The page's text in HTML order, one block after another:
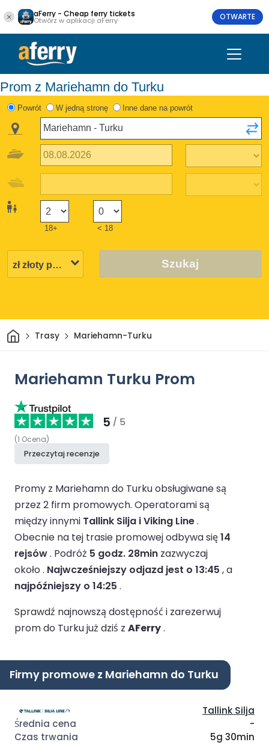
aFerry - Cheap ferry tickets
Otwórz w aplikacji aFerry OTWARTE
Prom z Mariehamn do Turku
Powrót W jedną stronę Inne dane na powrót
18+ < 18
Szukaj
DomTrasy Mariehamn-Turku
Mariehamn Turku Prom
5 / 5
(1 Ocena)
Przeczytaj recenzje
Promy z Mariehamn do Turku obsługiwane są
przez 2 firm promowych. Operatorami są
między innymi Tallink Silja i Viking Line.
Obecnie na tej trasie promowej odbywa się14
rejsów. Podróż 5 godz. 28min zazwyczaj
około . Najwcześniejszy odjazd jest o 13:45 , a
najpóźniejszy o 14:25 .
Sprawdź najnowszą dostępność i zarezerwuj
prom do Turku już dziś z AFerry.
Firmy promowe z Mariehamn do Turku
Tallink Silja
-
5g 30min